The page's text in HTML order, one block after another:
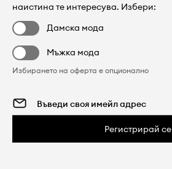
наистина те интересува. Избери:
Дамска мода
Мъжка мода
Избирането на оферта е опционално
Регистрирай се